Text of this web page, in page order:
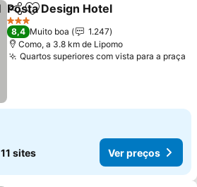
PartilharAdicionar aos favoritos
Posta Design Hotel
3 Estrelas
8,4 Muito boa
1.247
Como, a 3.8 km de Lipomo
Quartos superiores com vista para a praça
11 sites Ver preços